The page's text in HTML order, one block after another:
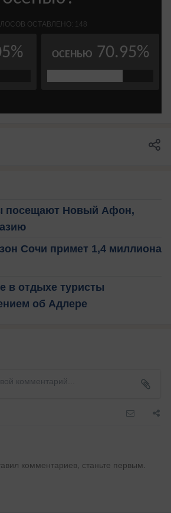
посещают Новый Афон,
Сочи примет 1,4 миллиона
в отдыхе туристы
об Адлере
комментариев, станьте первым.